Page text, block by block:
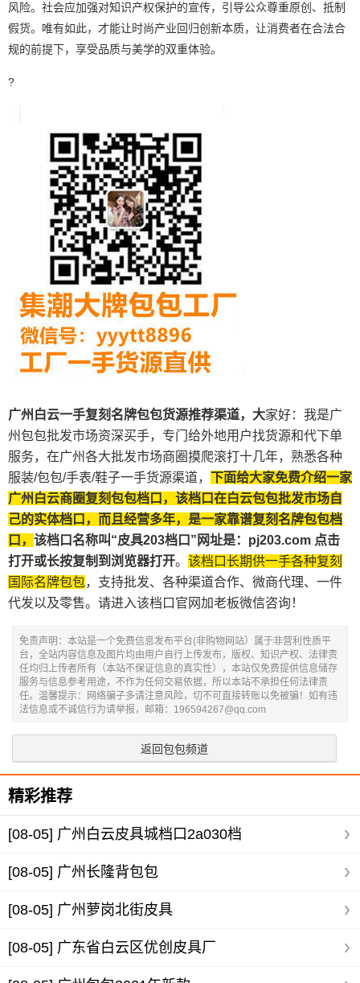
风险。社会应加强对知识产权保护的宣传，引导公众尊重原创、抵制
假货。唯有如此，才能让时尚产业回归创新本质，让消费者在合法合
规的前提下，享受品质与美学的双重体验。
?
广州白云一手复刻名牌包包货源推荐渠道， 大家好：我是广
州包包批发市场资深买手，专门给外地用户找货源和代下单
服务，在广州各大批发市场商圈摸爬滚打十几年，熟悉各种
服装/包包/手表/鞋子一手货源渠道， 下面给大家免费介绍一家
广州白云商圈复刻包包档口，该档口在白云包包批发市场自
己的实体档口，而且经营多年，是一家靠谱复刻名牌包包档
口， 该档口名称叫“皮具203档口”网址是： pj203.com 点击
打开或长按复制到浏览器打开。 该档口长期供一手各种复刻
国际名牌包包，支持批发、各种渠道合作、微商代理、一件
代发以及零售。 请进入该档口官网加老板微信咨询！
免责声明：本站是一个免费信息发布平台(非购物网站）属于非营利性质平
台，全站内容信息及图片均由用户自行上传发布，版权、知识产权、法律责
任均归上传者所有（本站不保证信息的真实性），本站仅免费提供信息储存
服务与信息参考用途，不作为任何交易依据，所以本站不承担任何法律责
任。温馨提示：网络骗子多请注意风险，切不可直接转账以免被骗！如有违
法信息或不诚信行为请举报，邮箱：196594267@qq.com
返回包包频道
精彩推荐
[08-05] 广州白云皮具城档口2a030档
[08-05] 广州长隆背包包
[08-05] 广州萝岗北街皮具
[08-05] 广东省白云区优创皮具厂